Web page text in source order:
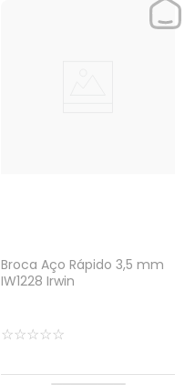
Broca Aço Rápido 3,5 mm
IW1228 Irwin
☆☆☆☆☆